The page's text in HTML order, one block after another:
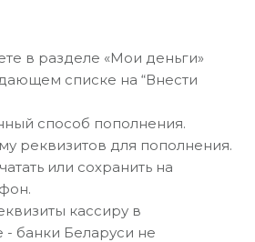
в разделе «Мои деньги»
списке на “Внести
способ пополнения.
реквизитов для пополнения.
или сохранить на
кассиру в
- банки Беларуси не